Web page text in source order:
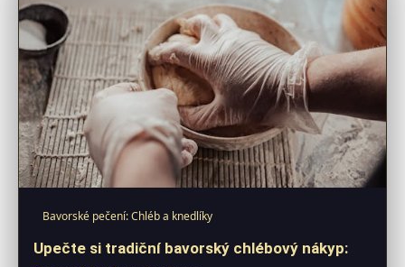
Bavorské pečení: Chléb a knedlíky
Upečte si tradiční bavorský chlébový nákyp: